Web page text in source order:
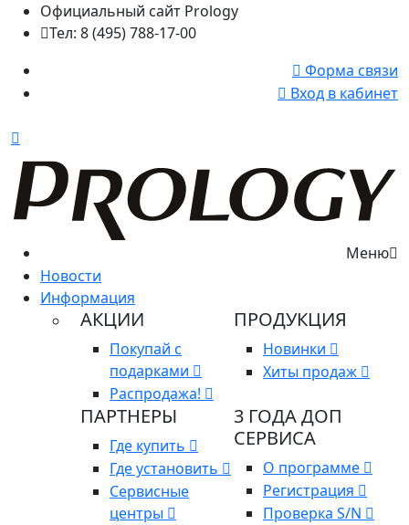
Официальный сайт Prology
Тел: 8 (495) 788-17-00
Форма связи
Вход в кабинет
Меню
Новости
Информация
АКЦИИ
Покупай с
подарками
Распродажа!
ПРОДУКЦИЯ
Новинки
Хиты продаж
ПАРТНЕРЫ
Где купить
Где установить
Сервисные
центры
3 ГОДА ДОП
СЕРВИСА
О программе
Регистрация
Проверка S/N